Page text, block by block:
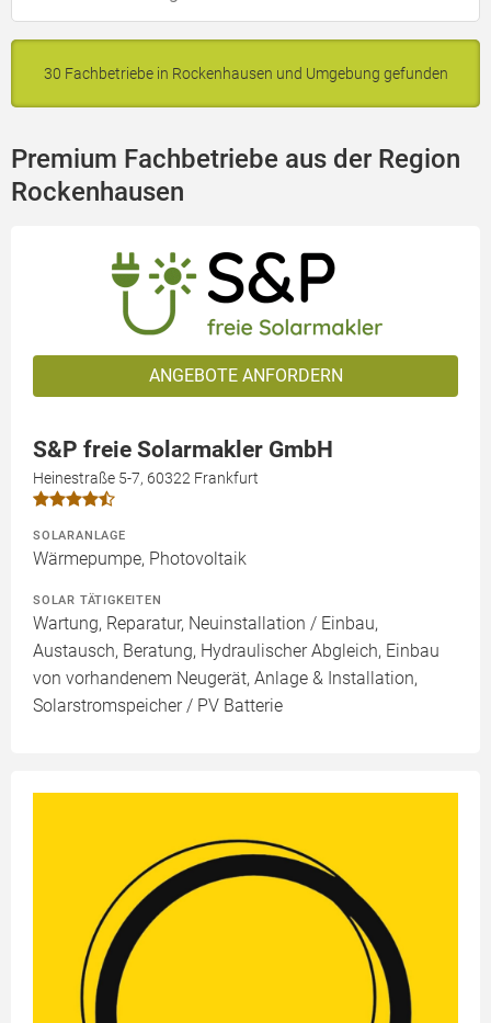
30 Fachbetriebe in Rockenhausen und Umgebung gefunden
Premium Fachbetriebe aus der Region
Rockenhausen
ANGEBOTE ANFORDERN
S&P freie Solarmakler GmbH
Heinestraße 5-7, 60322 Frankfurt
SOLARANLAGE
Wärmepumpe, Photovoltaik
SOLAR TÄTIGKEITEN
Wartung, Reparatur, Neuinstallation / Einbau,
Austausch, Beratung, Hydraulischer Abgleich, Einbau
von vorhandenem Neugerät, Anlage & Installation,
Solarstromspeicher / PV Batterie